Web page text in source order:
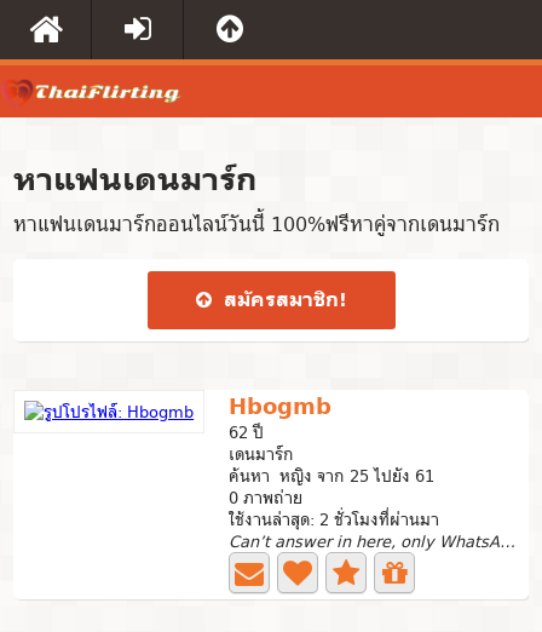
หาแฟนเดนมาร์ก
หาแฟนเดนมาร์กออนไลน์วันนี้ 100%ฟรีหาคู่จากเดนมาร์ก
สมัคร​สมาชิก​!
Hbogmb
62 ปี
เดนมาร์ก
ค้นหา หญิง จาก 25 ไปยัง 61
0 ภาพถ่าย
ใช้งานล่าสุด: 2 ชั่วโมงที่ผ่านมา
Can’t answer in here, only WhatsApp !!!!